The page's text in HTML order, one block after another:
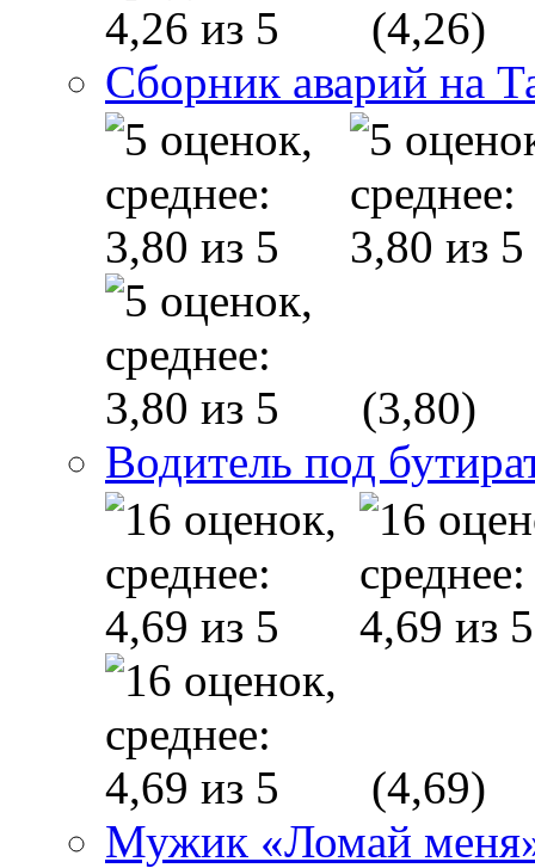
(4,26)
Сборник аварий на
(3,80)
Водитель под
(4,69)
Мужик «Ломай